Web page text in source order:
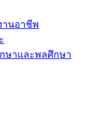
านอาชีพ
ษาและพลศึกษา